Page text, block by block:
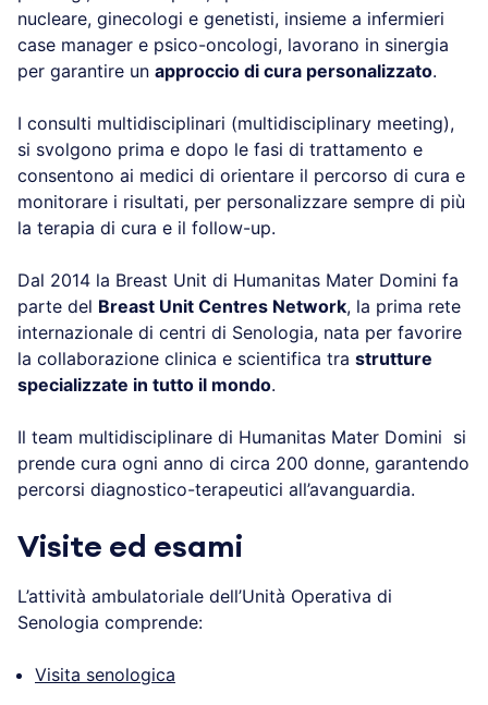
nucleare, ginecologi e genetisti, insieme a infermieri
case manager e psico-oncologi, lavorano in sinergia
per garantire un approccio di cura personalizzato.
I consulti multidisciplinari (multidisciplinary meeting),
si svolgono prima e dopo le fasi di trattamento e
consentono ai medici di orientare il percorso di cura e
monitorare i risultati, per personalizzare sempre di più
la terapia di cura e il follow-up.
Dal 2014 la Breast Unit di Humanitas Mater Domini fa
parte del Breast Unit Centres Network, la prima rete
internazionale di centri di Senologia, nata per favorire
la collaborazione clinica e scientifica tra strutture
specializzate in tutto il mondo.
Il team multidisciplinare di Humanitas Mater Domini si
prende cura ogni anno di circa 200 donne, garantendo
percorsi diagnostico-terapeutici all’avanguardia.
Visite ed esami
L’attività ambulatoriale dell’Unità Operativa di
Senologia comprende:
Visita senologica